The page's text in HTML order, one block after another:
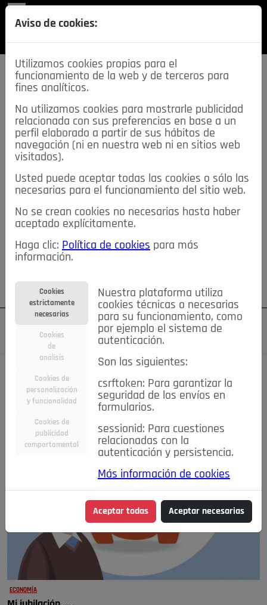
SECCIONES
descarga esta
REVISTA
≡NOTICIAS
NOTICIAS SERVICIOS DE INTERÉS
TABLÓN DE ANUNCIOS MIS ANUNCIOS CONTACTO
NOSOTROS
Su cuenta Regístrese ¿Olvidó su contraseña?
ECONOMÍA
Aviso de cookies:
Utilizamos cookies propias para el
funcionamiento de la web y de terceros para
fines analíticos.
No utilizamos cookies para mostrarle publicidad
relacionada con sus preferencias en base a un
perfil elaborado a partir de sus hábitos de
navegación (ni en nuestra web ni en sitios web
visitados).
Usted puede aceptar todas las cookies o sólo las
necesarias para el funcionamiento del sitio web.
No se crean cookies no necesarias hasta haber
aceptado explícitamente.
Haga clic: Política de cookies para más
información.
Cookies
estrictamente
necesarias
Cookies
de
análisis
Cookies de
personalización
y funcionalidad
Cookies de
publicidad
comportamental
Nuestra plataforma utiliza
cookies técnicas o necesarias
para su funcionamiento, como
por ejemplo el sistema de
autenticación.
Son las siguientes:
csrftoken: Para garantizar la
seguridad de los envíos en
formularios.
sessionid: Para cuestiones
relacionadas con la
autenticación y persistencia.
Más información de cookies
Aceptar todas Aceptar necesarias